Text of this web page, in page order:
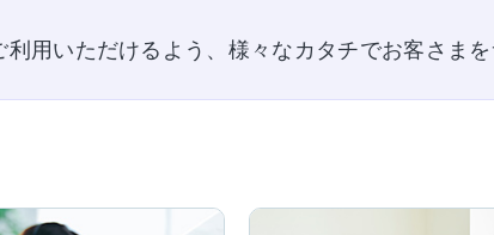
用いただけるよう、様々なカタチでお客さまを